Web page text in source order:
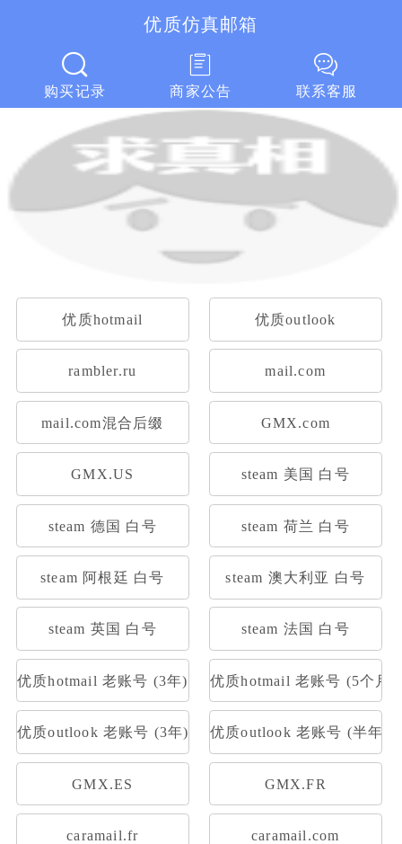
优质仿真邮箱
购买记录 商家公告 联系客服
优质hotmail 优质outlook
rambler.ru mail.com
mail.com混合后缀 GMX.com
GMX.US steam 美国 白号
steam 德国 白号 steam 荷兰 白号
steam 阿根廷 白号 steam 澳大利亚 白号
steam 英国 白号 steam 法国 白号
优质hotmail 老账号 (3年) 优质hotmail 老账号 (5个月)
优质outlook 老账号 (3年) 优质outlook 老账号 (半年)
GMX.ES GMX.FR
caramail.fr caramail.com